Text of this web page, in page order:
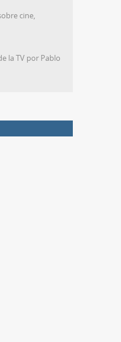
cine,
la TV por Pablo